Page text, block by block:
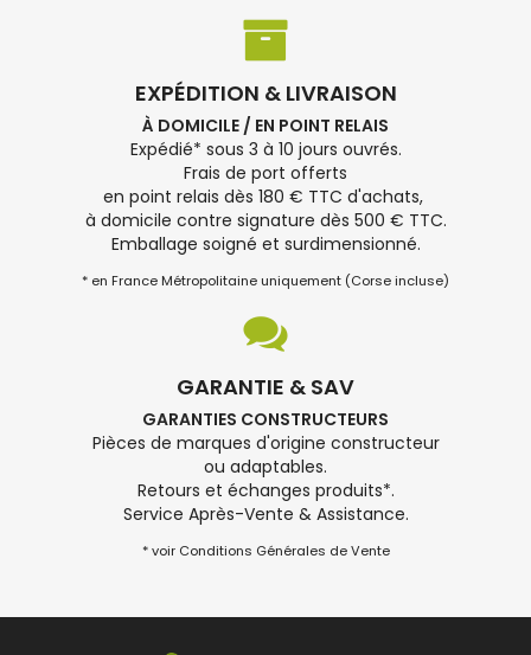
EXPÉDITION & LIVRAISON
À DOMICILE / EN POINT RELAIS
Expédié* sous 3 à 10 jours ouvrés.
Frais de port offerts
en point relais dès 180 € TTC d'achats,
à domicile contre signature dès 500 € TTC.
Emballage soigné et surdimensionné.
* en France Métropolitaine uniquement (Corse incluse)
GARANTIE & SAV
GARANTIES CONSTRUCTEURS
Pièces de marques d'origine constructeur
ou adaptables.
Retours et échanges produits*.
Service Après-Vente & Assistance.
* voir Conditions Générales de Vente